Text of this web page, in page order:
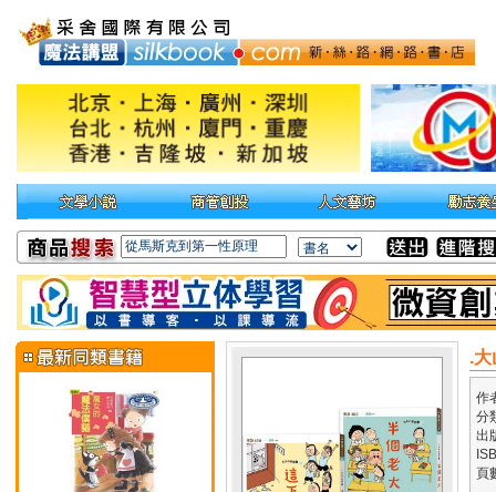
.
作
分
出
頁